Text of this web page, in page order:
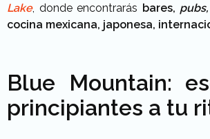
Lake, donde encontrarás bares, pubs,
cocina mexicana, japonesa,
Blue Mountain:
principiantes a tu